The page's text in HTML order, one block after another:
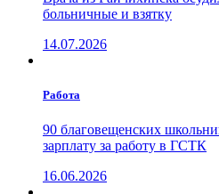
больничные и взятку
14.07.2026
Работа
90 благовещенских
зарплату за работу в ГСТК
16.06.2026